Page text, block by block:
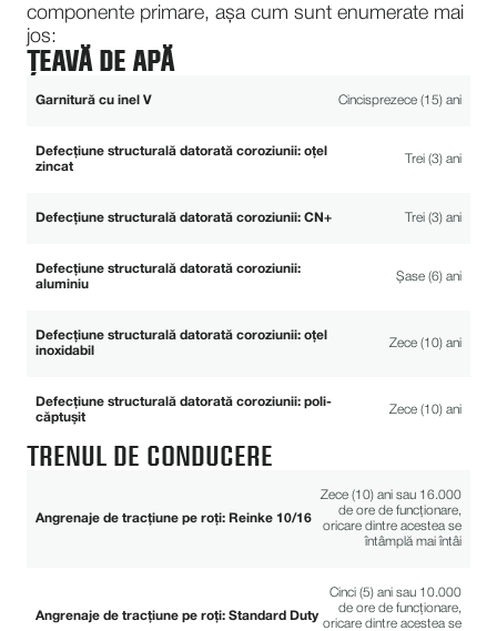
componente primare, așa cum sunt enumerate mai
jos:
ȚEAVĂ DE APĂ
Garnitură cu inel V Cincisprezece (15) ani
Defecțiune structurală datorată coroziunii: oțel
zincat
Trei (3) ani
Defecțiune structurală datorată coroziunii: CN+ Trei (3) ani
Defecțiune structurală datorată coroziunii:
aluminiu
Șase (6) ani
Defecțiune structurală datorată coroziunii: oțel
inoxidabil
Zece (10) ani
Defecțiune structurală datorată coroziunii: poli-
căptușit
Zece (10) ani
TRENUL DE CONDUCERE
Angrenaje de tracțiune pe roți: Reinke 10/16
Zece (10) ani sau 16.000
de ore de funcționare,
oricare dintre acestea se
întâmplă mai întâi
Angrenaje de tracțiune pe roți: Standard Duty
Cinci (5) ani sau 10.000
de ore de funcționare,
oricare dintre acestea se